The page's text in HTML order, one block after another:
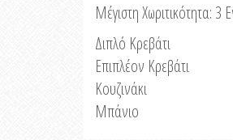
Μέγιστη Χωριτικότητα: 3
Διπλό Κρεβάτι
Επιπλέον Κρεβάτι
Κουζινάκι
Μπάνιο